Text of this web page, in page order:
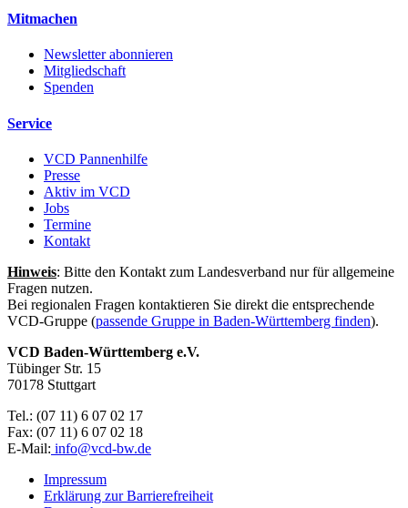
Mitmachen
Newsletter abonnieren
Mitgliedschaft
Spenden
Service
VCD Pannenhilfe
Presse
Aktiv im VCD
Jobs
Termine
Kontakt
Hinweis: Bitte den Kontakt zum Landesverband nur für allgemeine
Fragen nutzen.
Bei regionalen Fragen kontaktieren Sie direkt die entsprechende
VCD-Gruppe (passende Gruppe in Baden-Württemberg finden).
VCD Baden-Württemberg e.V.
Tübinger Str. 15
70178 Stuttgart
Tel.: (07 11) 6 07 02 17
Fax: (07 11) 6 07 02 18
E-Mail: info@vcd-bw.de
Impressum
Erklärung zur Barrierefreiheit